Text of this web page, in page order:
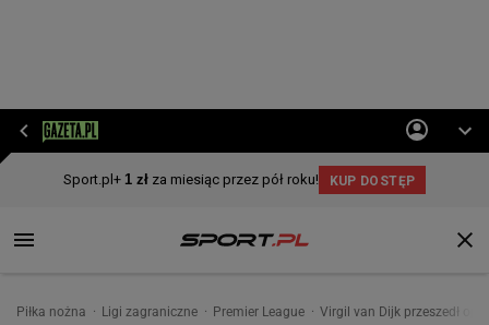
Piłka nożna Ligi zagraniczne Premier League Virgil van Dijk przeszedł